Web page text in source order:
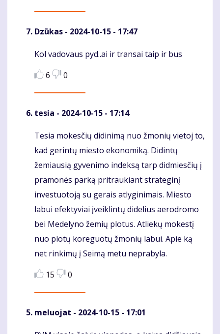
Dzūkas - 2024-10-15 - 17:47
Komentaras
Kol vadovaus pyd..ai ir transai taip ir bus
6
0
tesia - 2024-10-15 - 17:14
Komentaras
Tesia mokesčių didinimą nuo žmonių vietoj to,
kad gerintų miesto ekonomiką. Didintų
žemiausią gyvenimo indeksą tarp didmiesčių į
pramonės parką pritraukiant strateginį
investuotoją su gerais atlyginimais. Miesto
labui efektyviai įveiklintų didelius aerodromo
bei Medelyno žemių plotus. Atliekų mokestį
nuo plotų koreguotų žmonių labui. Apie ką
net rinkimų į Seimą metu neprabyla.
15
0
meluojat - 2024-10-15 - 17:01